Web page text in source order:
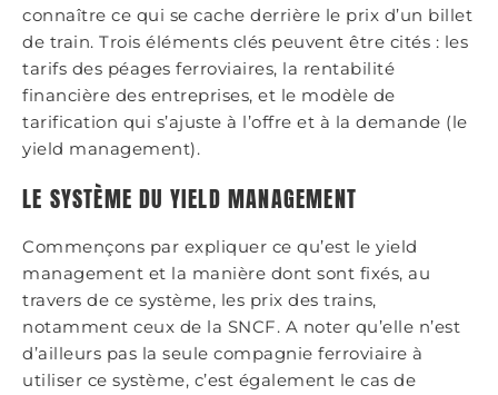
connaître ce qui se cache derrière le prix d’un billet
de train. Trois éléments clés peuvent être cités : les
tarifs des péages ferroviaires, la rentabilité
financière des entreprises, et le modèle de
tarification qui s’ajuste à l’offre et à la demande (le
yield management).
LE SYSTÈME DU YIELD MANAGEMENT
Commençons par expliquer ce qu’est le yield
management et la manière dont sont fixés, au
travers de ce système, les prix des trains,
notamment ceux de la SNCF. A noter qu’elle n’est
d’ailleurs pas la seule compagnie ferroviaire à
utiliser ce système, c’est également le cas de